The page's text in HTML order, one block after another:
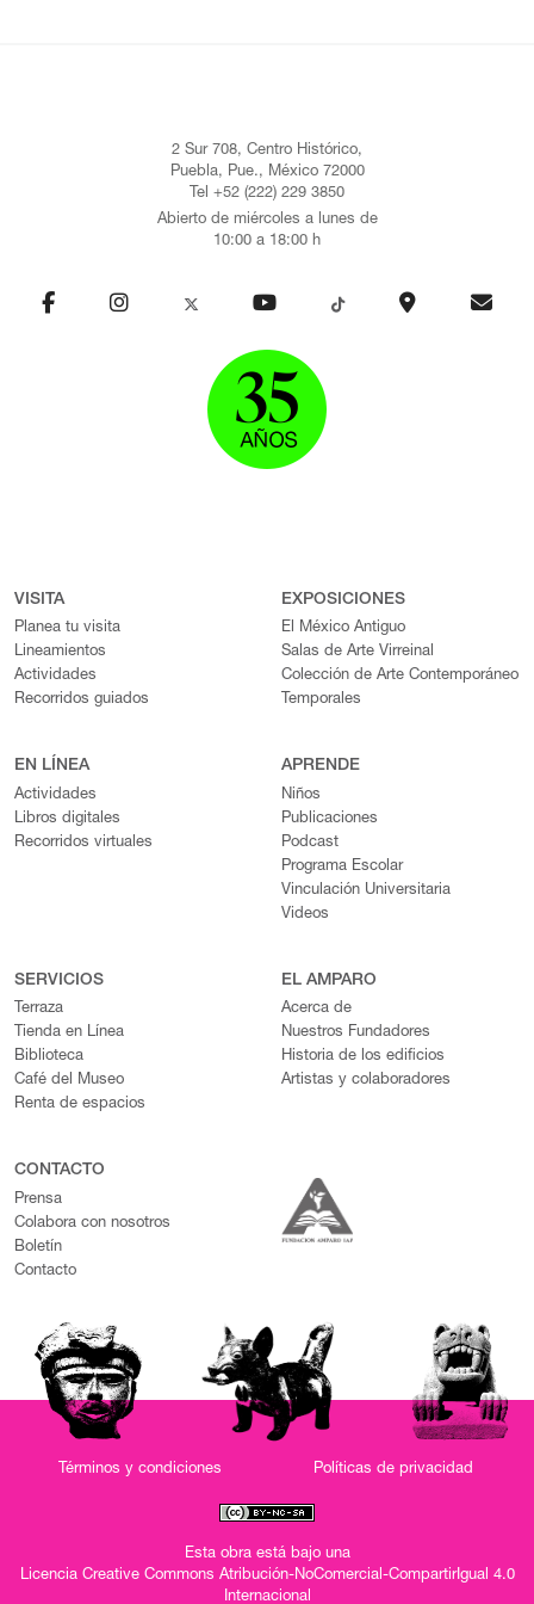
2 Sur 708, Centro Histórico,
Puebla, Pue., México 72000
Tel +52 (222) 229 3850
Abierto de miércoles a lunes de
10:00 a 18:00 h
VISITA
Planea tu visita
Lineamientos
Actividades
Recorridos guiados
EXPOSICIONES
El México Antiguo
Salas de Arte Virreinal
Colección de Arte Contemporáneo
Temporales
EN LÍNEA
Actividades
Libros digitales
Recorridos virtuales
APRENDE
Niños
Publicaciones
Podcast
Programa Escolar
Vinculación Universitaria
Videos
SERVICIOS
Terraza
Tienda en Línea
Biblioteca
Café del Museo
Renta de espacios
EL AMPARO
Acerca de
Nuestros Fundadores
Historia de los edificios
Artistas y colaboradores
CONTACTO
Prensa
Colabora con nosotros
Boletín
Contacto
Términos y condiciones Políticas de privacidad
Esta obra está bajo una
Licencia Creative Commons Atribución-NoComercial-CompartirIgual 4.0
Internacional